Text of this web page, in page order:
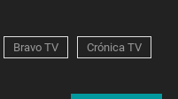
Bravo TV
Crónica TV